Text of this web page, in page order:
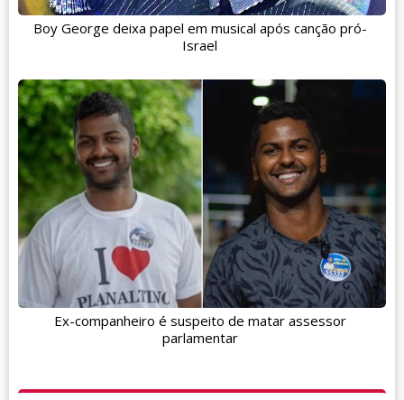
Boy George deixa papel em musical após canção pró-
Israel
Ex-companheiro é suspeito de matar assessor
parlamentar